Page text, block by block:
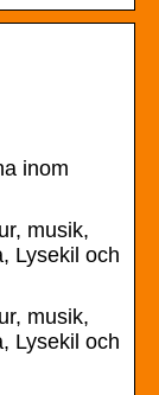
inom
musik,
Lysekil och
musik,
Lysekil och